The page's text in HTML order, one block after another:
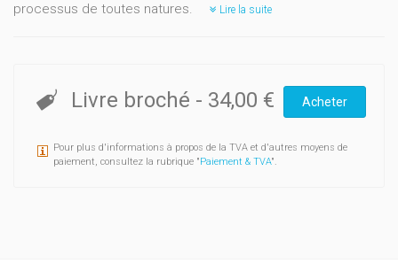
processus de toutes natures.
Lire la suite
Livre broché - 34,00 € Acheter
Pour plus d'informations à propos de la TVA et d'autres moyens de
paiement, consultez la rubrique "Paiement & TVA".